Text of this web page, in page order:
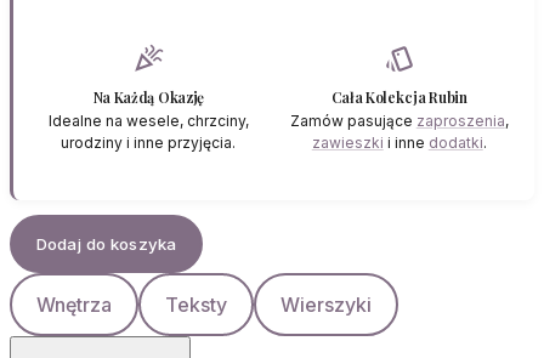
celebration
Na Każdą Okazję
Idealne na wesele, chrzciny,
urodziny i inne przyjęcia.
style
Cała Kolekcja Rubin
Zamów pasujące zaproszenia,
zawieszki i inne dodatki.
Dodaj do koszyka
Wnętrza Teksty Wierszyki